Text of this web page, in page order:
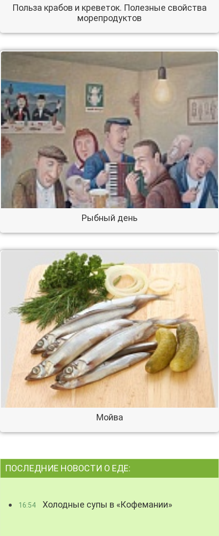
Польза крабов и креветок. Полезные свойства
морепродуктов
Рыбный день
Мойва
ПОСЛЕДНИЕ НОВОСТИ О ЕДЕ:
16:54 Холодные супы в «Кофемании»